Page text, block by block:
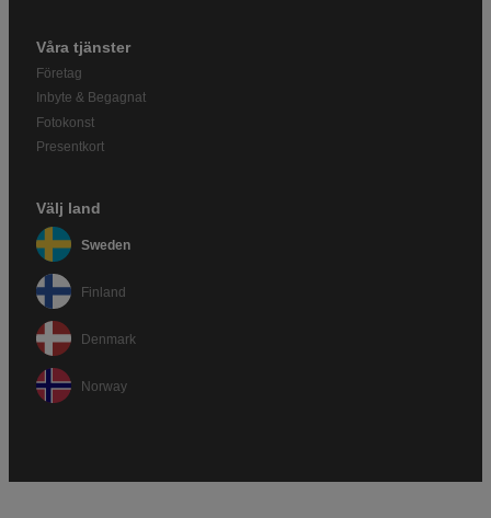
Våra tjänster
Företag
Inbyte & Begagnat
Fotokonst
Presentkort
Välj land
Sweden
Finland
Denmark
Norway